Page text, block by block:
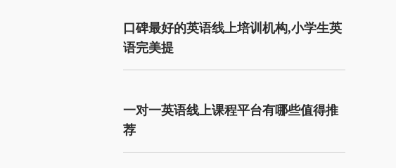
口碑最好的英语线上培训机构,小学生英
语完美提
一对一英语线上课程平台有哪些值得推
荐